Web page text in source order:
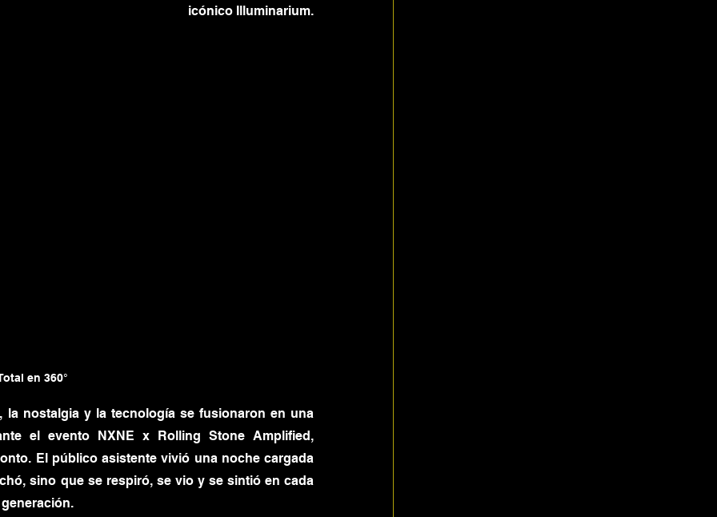
icónico Illuminarium.
en 360°
la nostalgia y la tecnología se fusionaron en una
el evento NXNE x Rolling Stone Amplified,
El público asistente vivió una noche cargada
sino que se respiró, se vio y se sintió en cada